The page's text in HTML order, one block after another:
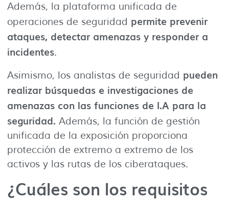
Además, la plataforma unificada de
operaciones de seguridad permite prevenir
ataques, detectar amenazas y responder a
incidentes.
Asimismo, los analistas de seguridad pueden
realizar búsquedas e investigaciones de
amenazas con las funciones de I.A para la
seguridad. Además, la función de gestión
unificada de la exposición proporciona
protección de extremo a extremo de los
activos y las rutas de los ciberataques.
¿Cuáles son los requisitos